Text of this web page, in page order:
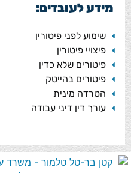
מידע לעובדים:
שימוע לפני פיטורין
פיצויי פיטורין
פיטורים שלא כדין
פיטורים בהייטק
הטרדה מינית
עורך דין דיני עבודה